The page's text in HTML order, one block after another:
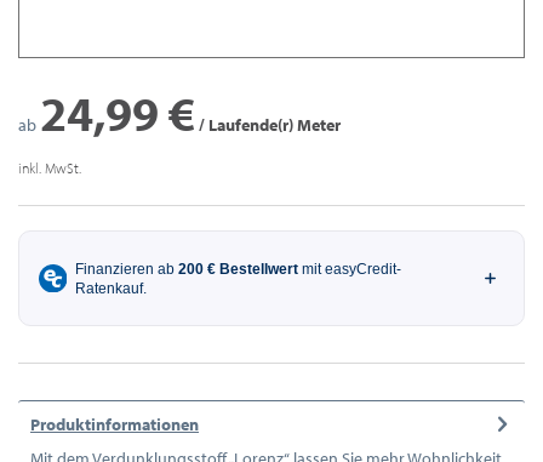
ab 24,99 € / Laufende(r) Meter
inkl. MwSt.
Produktinformationen